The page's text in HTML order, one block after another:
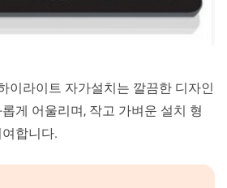
이라이트 자가설치는 깔끔한 디자인
게 어울리며, 작고 가벼운 설치 형
합니다.